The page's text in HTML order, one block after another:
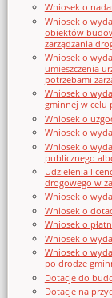
Wniosek o
Wniosek o
obiektów
zarządzania
Wniosek o
umieszczenia
potrzebami
Wniosek o
gminnej w celu
Wniosek o
Wniosek o
Wniosek o
publicznego
Udzielenia
drogowego w
Wniosek o
Wniosek o
Wniosek o
Wniosek o
Wniosek o
po drodze
Dotacje do
Dotacje na